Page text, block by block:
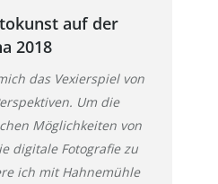
auf der
2018
das Vexierspiel von
Um die
Möglichkeiten von
digitale Fotografie zu
ich mit Hahnemühle